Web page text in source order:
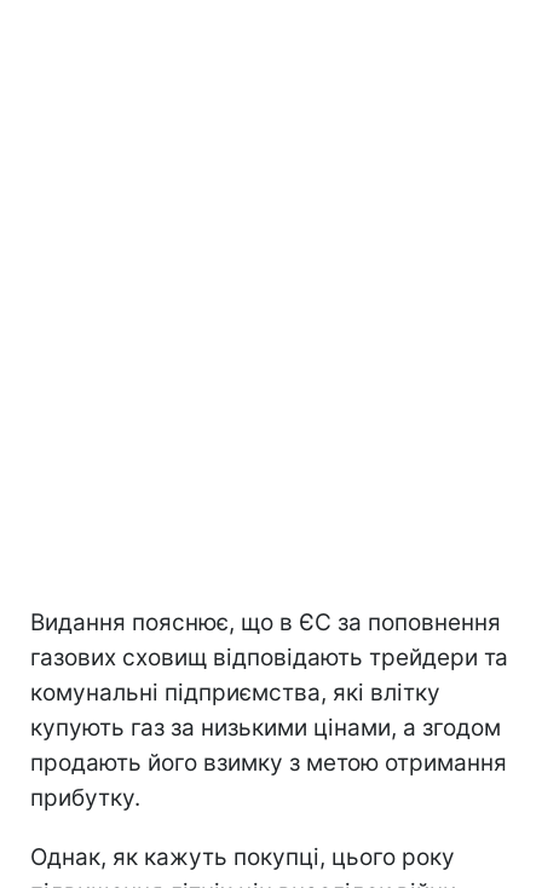
Видання пояснює, що в ЄС за поповнення
газових сховищ відповідають трейдери та
комунальні підприємства, які влітку
купують газ за низькими цінами, а згодом
продають його взимку з метою отримання
прибутку.
Однак, як кажуть покупці, цього року